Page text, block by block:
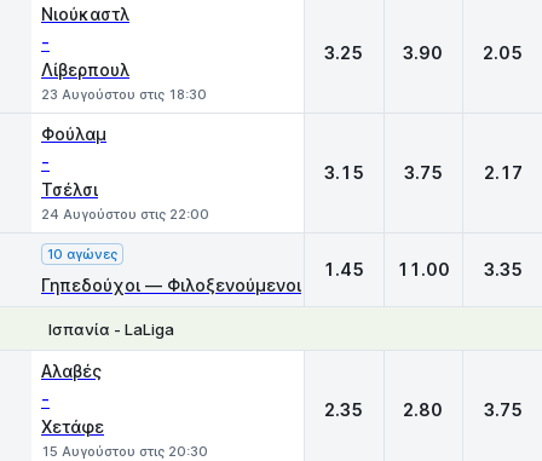
Νιούκαστλ
-
Λίβερπουλ
23 Αυγούστου στις 18:30
3.25 3.90 2.05
Φούλαμ
-
Τσέλσι
24 Αυγούστου στις 22:00
3.15 3.75 2.17
10 αγώνες
Γηπεδούχοι — Φιλοξενούμενοι
1.45 11.00 3.35
Ισπανία - LaLiga
Αλαβές
-
Χετάφε
15 Αυγούστου στις 20:30
2.35 2.80 3.75